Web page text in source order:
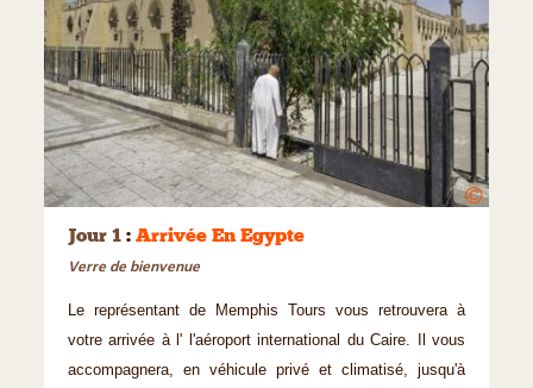
©
Jour 1 : Arrivée En Egypte
Verre de bienvenue
Le représentant de Memphis Tours vous retrouvera à
votre arrivée à l' l'aéroport international du Caire. Il vous
accompagnera, en véhicule privé et climatisé, jusqu'à